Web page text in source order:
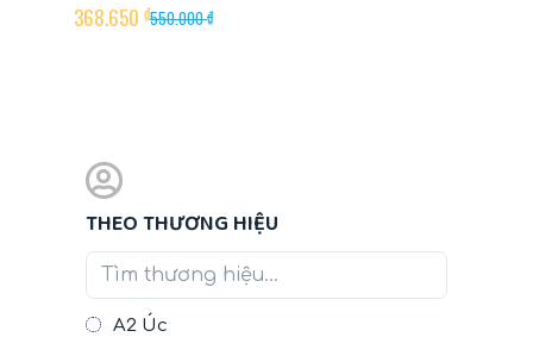
THEO THƯƠNG HIỆU
A2 Úc
550.000₫
368.650 ₫